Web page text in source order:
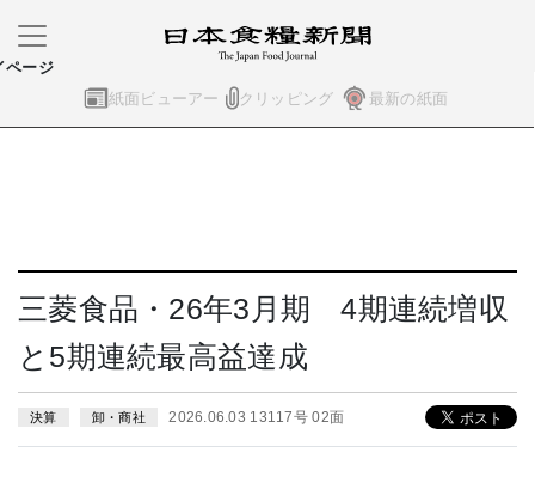
紙面ビューアー クリッピング 最新の紙面
ページ
三菱食品・26年3月期 4期連続増収
と5期連続最高益達成
決算 卸・商社 2026.06.03 13117号 02面